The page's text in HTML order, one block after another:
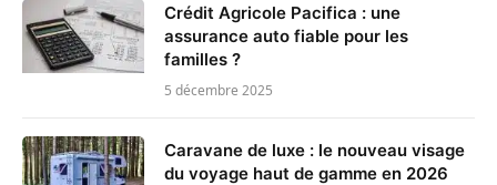
Crédit Agricole Pacifica : une
assurance auto fiable pour les
familles ?
5 décembre 2025
Caravane de luxe : le nouveau visage
du voyage haut de gamme en 2026